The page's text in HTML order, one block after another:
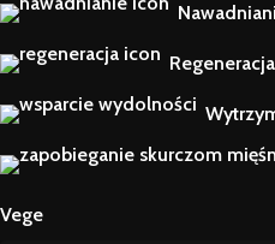
Regeneracja
Vege